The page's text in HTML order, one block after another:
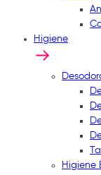
Higiene
Higiene